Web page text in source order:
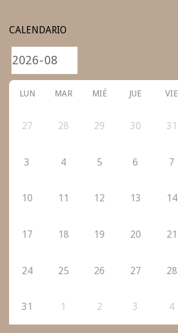
17
CALENDARIO
LUN MAR MIÉ JUE VIE
27 28 29 30 31
3 4 5 6 7
10 11 12 13 14
17 18 19 20 21
24 25 26 27 28
31 1 2 3 4